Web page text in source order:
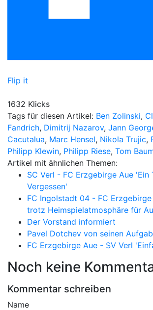
Flip it
1632 Klicks
Tags für diesen Artikel: Ben Zolinski,
Fandrich, Dimitrij Nazarov, Jann
Cacutalua, Marc Hensel, Nikola Trujic,
Philipp Klewin, Philipp Riese, Tom
Artikel mit ähnlichen Themen:
SC Verl - FC Erzgebirge Aue 'Ein
Vergessen'
FC Ingolstadt 04 - FC
trotz Heimspielatmosphäre für
Der Vorstand informiert
Pavel Dotchev von seinen
FC Erzgebirge Aue - SV Verl
Noch keine
Kommentar schreiben
Name